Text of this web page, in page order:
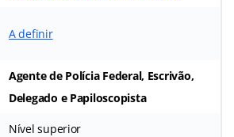
A definir
Agente de Polícia Federal, Escrivão,
Delegado e Papiloscopista
Nível superior